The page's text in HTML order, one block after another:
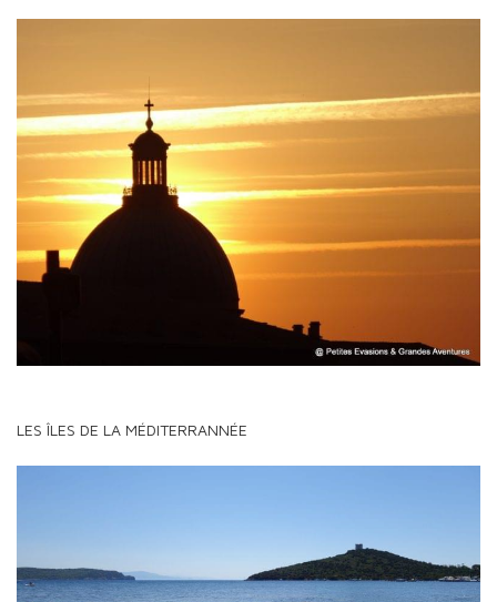
LES ÎLES DE LA MÉDITERRANNÉE